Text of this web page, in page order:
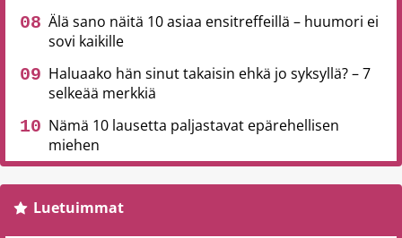
Älä sano näitä 10 asiaa ensitreffeillä – huumori ei
sovi kaikille
Haluaako hän sinut takaisin ehkä jo syksyllä? – 7
selkeää merkkiä
Nämä 10 lausetta paljastavat epärehellisen
miehen
Luetuimmat